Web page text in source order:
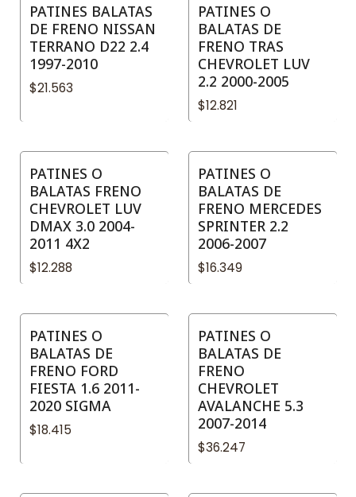
PATINES BALATAS
DE FRENO NISSAN
TERRANO D22 2.4
1997-2010
$21.563
PATINES O
BALATAS DE
FRENO TRAS
CHEVROLET LUV
2.2 2000-2005
$12.821
PATINES O
BALATAS FRENO
CHEVROLET LUV
DMAX 3.0 2004-
2011 4X2
$12.288
PATINES O
BALATAS DE
FRENO MERCEDES
SPRINTER 2.2
2006-2007
$16.349
PATINES O
BALATAS DE
FRENO FORD
FIESTA 1.6 2011-
2020 SIGMA
$18.415
PATINES O
BALATAS DE
FRENO
CHEVROLET
AVALANCHE 5.3
2007-2014
$36.247